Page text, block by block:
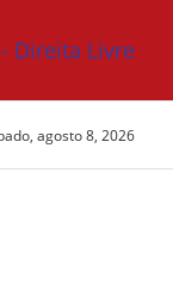
agosto 8, 2026